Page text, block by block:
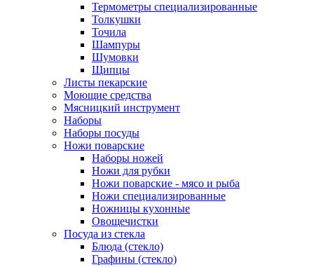
Термометры специализированные
Толкушки
Точила
Шампуры
Шумовки
Щипцы
Листы пекарские
Моющие средства
Мясницкий инструмент
Наборы
Наборы посуды
Ножи поварские
Наборы ножей
Ножи для рубки
Ножи поварские - мясо и рыба
Ножи специализированные
Ножницы кухонные
Овощечистки
Посуда из стекла
Блюда (стекло)
Графины (стекло)